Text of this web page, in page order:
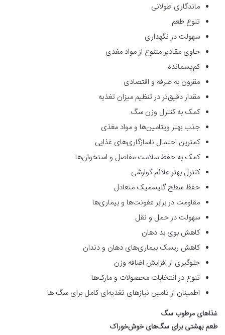
ماندگاری طولانی
تنوع طعم
سهولت در نگهداری
حاوی مقادیر متنوع از مواد مغذی
کم‌پسمانده
مقرون به صرفه و اقتصادی
مقدار دقیق‌تر در تنظیم میزان تغذیه
کمک به کنترل وزن سگ
جذب بهتر ویتامین‌ها و مواد مغذی
کمترین احتمال ناسازگاری‌های غذایی
کمک به حفظ سلامت مفاصل و استخوان‌ها
کنترل بهتر علائم گوارشی
حفظ سطح گلیسمیک متعادل
مقاومت در برابر عفونت‌ها و بیماری‌ها
سهولت در حمل و نقل
کاهش بوی بد دهان
کاهش ریسک بیماری‌های دهان و دندان
جلوگیری از افزایش اضافه وزن
تنوع در انتخابات محصولات و مارک‌ها
اطمینان از تامین نیازهای تغذیه‌ای کامل برای سگ ها
غذاهای مرطوب سگ
طعم بهشتی برای سگ‌های خوش‌خوراک